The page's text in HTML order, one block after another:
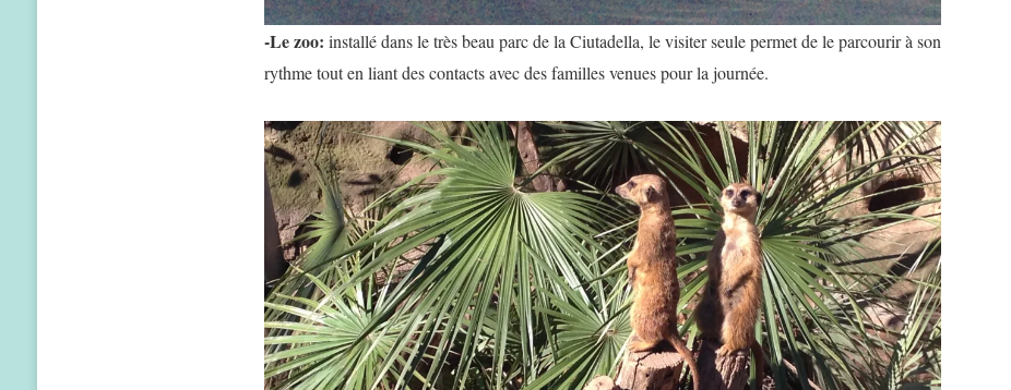
-Le zoo: installé dans le très beau parc de la Ciutadella, le visiter seule permet de le parcourir à son
rythme tout en liant des contacts avec des familles venues pour la journée.